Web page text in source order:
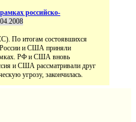
российско-
По итогам состоявшихся
России и США приняли
РФ и США вновь
и США рассматривали друг
угрозу, закончилась.